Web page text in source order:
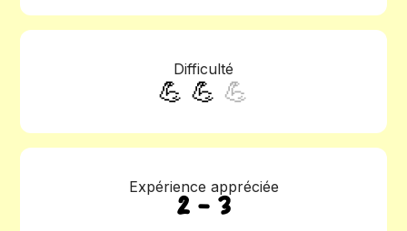
Difficulté
💪 💪 💪
Expérience appréciée
2 - 3